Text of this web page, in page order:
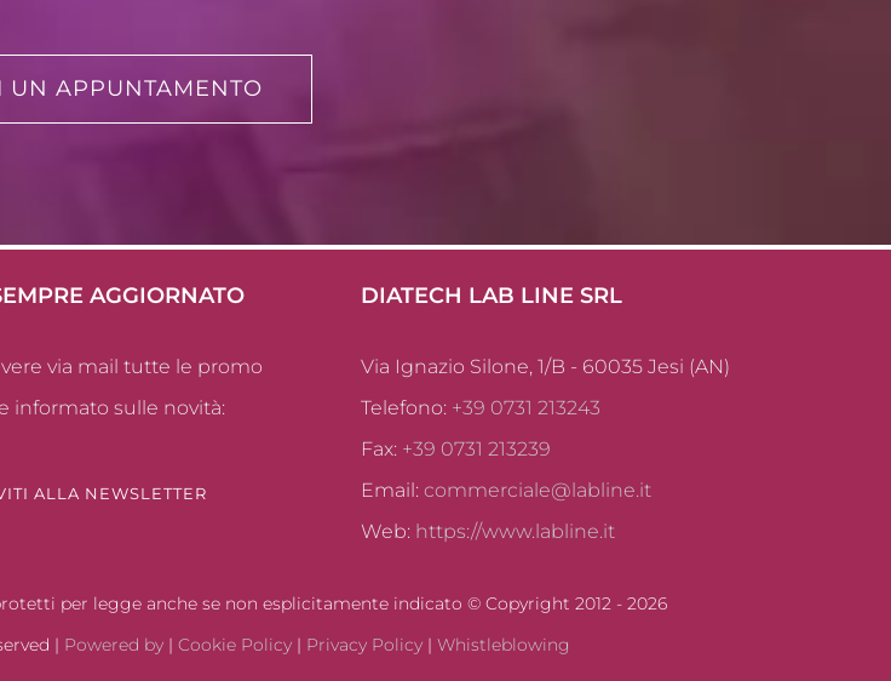
UN APPUNTAMENTO
AGGIORNATO
via mail tutte le promo
informato sulle novità:
ALLA NEWSLETTER
DIATECH LAB LINE SRL
Via Ignazio Silone, 1/B - 60035 Jesi (AN)
Telefono: +39 0731 213243
Fax: +39 0731 213239
Email: commerciale@labline.it
Web: https://www.labline.it
per legge anche se non esplicitamente indicato © Copyright 2012 - 2026
| Powered by | Cookie Policy | Privacy Policy | Whistleblowing